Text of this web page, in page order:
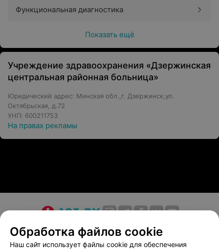
Функциональная диагностика
Показать ещё
Учреждение здравоохранения «Дзержинская
центральная районная больница»
Юридический адрес: Минская обл.,г. Дзержинск,ул.
Октябрьская, д.72
УНП: 600211753
На правах рекламы
О проекте Новости проекта
Размещение рекламы
Медицинский маркетинг
Публичный договор
Обработка файлов cookie
Наш сайт использует файлы cookie для обеспечения